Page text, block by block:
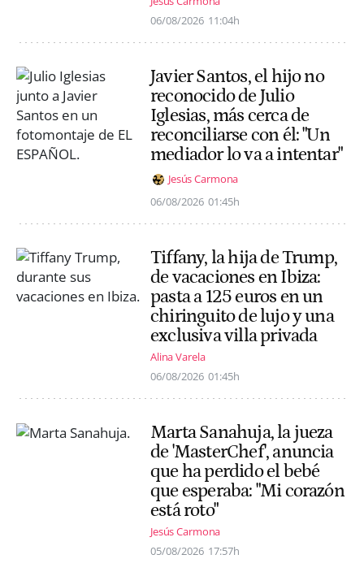
06/08/2026 11:04h
Javier Santos, el hijo no
reconocido de Julio
Iglesias, más cerca de
reconciliarse con él: "Un
mediador lo va a intentar"
Jesús Carmona
06/08/2026 01:45h
Tiffany, la hija de Trump,
de vacaciones en Ibiza:
pasta a 125 euros en un
chiringuito de lujo y una
exclusiva villa privada
Alina Varela
06/08/2026 01:45h
Marta Sanahuja, la jueza
de 'MasterChef', anuncia
que ha perdido el bebé
que esperaba: "Mi corazón
está roto"
Jesús Carmona
05/08/2026 17:57h